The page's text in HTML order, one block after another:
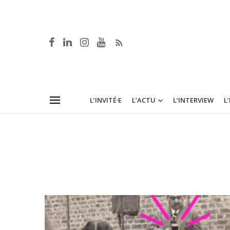
L’INVITÉ·E L’ACTU L’INTERVIEW